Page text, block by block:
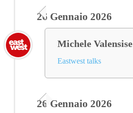
26 Gennaio 2026
Michele Valensise
Eastwest talks
26 Gennaio 2026